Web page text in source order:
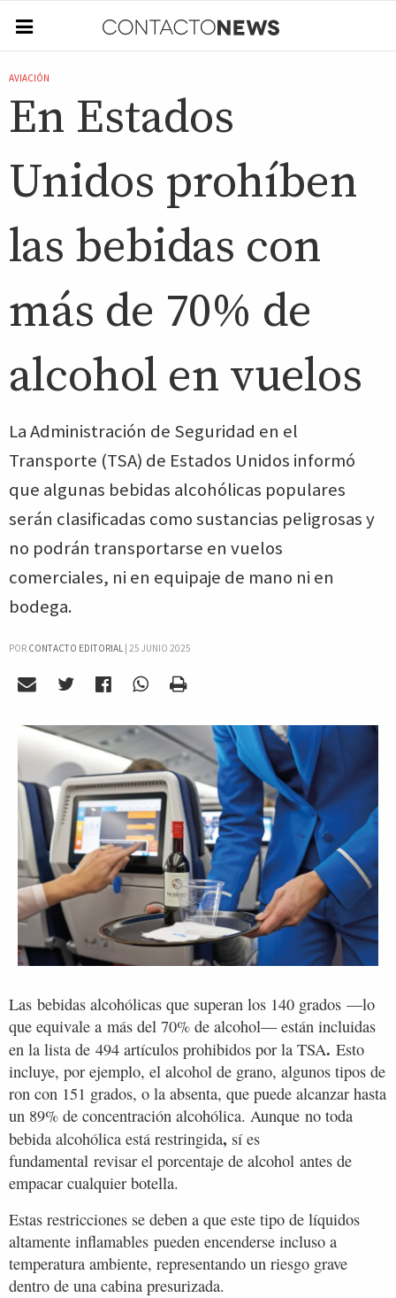
AVIACIÓN
En Estados
Unidos prohíben
las bebidas con
más de 70% de
alcohol en vuelos
La Administración de Seguridad en el
Transporte (TSA) de Estados Unidos informó
que algunas bebidas alcohólicas populares
serán clasificadas como sustancias peligrosas y
no podrán transportarse en vuelos
comerciales, ni en equipaje de mano ni en
bodega.
POR CONTACTO EDITORIAL| 25 JUNIO 2025
Las bebidas alcohólicas que superan los 140 grados —lo
que equivale a más del 70% de alcohol— están incluidas
en la lista de 494 artículos prohibidos por la TSA. Esto
incluye, por ejemplo, el alcohol de grano, algunos tipos de
ron con 151 grados, o la absenta, que puede alcanzar hasta
un 89% de concentración alcohólica. Aunque no toda
bebida alcohólica está restringida, sí es
fundamental revisar el porcentaje de alcohol antes de
empacar cualquier botella.
Estas restricciones se deben a que este tipo de líquidos
altamente inflamables pueden encenderse incluso a
temperatura ambiente, representando un riesgo grave
dentro de una cabina presurizada.